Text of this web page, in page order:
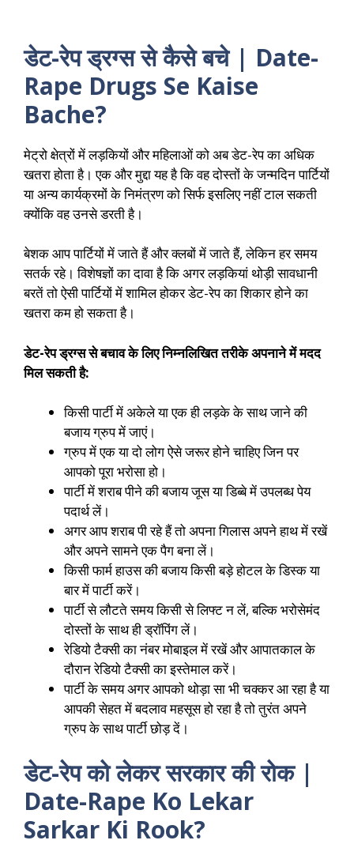
डेट-रेप ड्रग्स से कैसे बचे | Date-
Rape Drugs Se Kaise
Bache?
मेट्रो क्षेत्रों में लड़कियों और महिलाओं को अब डेट-रेप का अधिक
खतरा होता है। एक और मुद्दा यह है कि वह दोस्तों के जन्मदिन पार्टियों
या अन्य कार्यक्रमों के निमंत्रण को सिर्फ इसलिए नहीं टाल सकती
क्योंकि वह उनसे डरती है।
बेशक आप पार्टियों में जाते हैं और क्लबों में जाते हैं, लेकिन हर समय
सतर्क रहे। विशेषज्ञों का दावा है कि अगर लड़कियां थोड़ी सावधानी
बरतें तो ऐसी पार्टियों में शामिल होकर डेट-रेप का शिकार होने का
खतरा कम हो सकता है।
डेट-रेप ड्रग्स से बचाव के लिए निम्नलिखित तरीके अपनाने में मदद
मिल सकती है:
किसी पार्टी में अकेले या एक ही लड़के के साथ जाने की
बजाय ग्रुप में जाएं।
ग्रुप में एक या दो लोग ऐसे जरूर होने चाहिए जिन पर
आपको पूरा भरोसा हो।
पार्टी में शराब पीने की बजाय जूस या डिब्बे में उपलब्ध पेय
पदार्थ लें।
अगर आप शराब पी रहे हैं तो अपना गिलास अपने हाथ में रखें
और अपने सामने एक पैग बना लें।
किसी फार्म हाउस की बजाय किसी बड़े होटल के डिस्क या
बार में पार्टी करें।
पार्टी से लौटते समय किसी से लिफ्ट न लें, बल्कि भरोसेमंद
दोस्तों के साथ ही ड्रॉपिंग लें।
रेडियो टैक्सी का नंबर मोबाइल में रखें और आपातकाल के
दौरान रेडियो टैक्सी का इस्तेमाल करें।
पार्टी के समय अगर आपको थोड़ा सा भी चक्कर आ रहा है या
आपकी सेहत में बदलाव महसूस हो रहा है तो तुरंत अपने
ग्रुप के साथ पार्टी छोड़ दें।
डेट-रेप को लेकर सरकार की रोक |
Date-Rape Ko Lekar
Sarkar Ki Rook?